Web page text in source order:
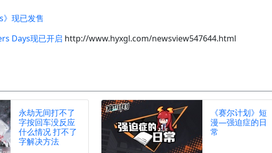
》现已发售
Days现已开启 http://www.hyxgl.com/newsview547644.html
永劫无间打不了
字按回车没反应
什么情况 打不了
字解决方法
《赛尔计划》短
漫—强迫症的日
常